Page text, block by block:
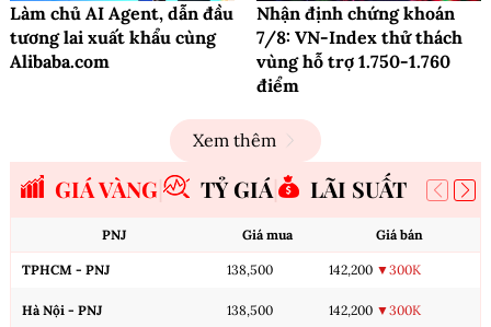
Làm chủ AI Agent, dẫn đầu
tương lai xuất khẩu cùng
Alibaba.com
Nhận định chứng khoán
7/8: VN-Index thử thách
vùng hỗ trợ 1.750-1.760
điểm
Xem thêm
GIÁ VÀNG TỶ GIÁ LÃI SUẤT
PNJ Giá mua Giá bán
TPHCM - PNJ 138,500 142,200 ▼300K
Hà Nội - PNJ 138,500 142,200 ▼300K